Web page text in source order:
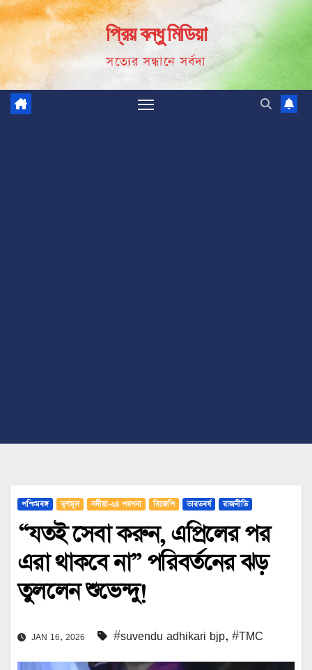
Skip
to
content
প্রিয় বন্ধু মিডিয়া
সত্যের সন্ধানে সর্বদা
পশ্চিমবঙ্গ তৃণমূল নদীয়া-২৪ পরগনা বিজেপি ভারতবর্ষ রাজনীতি
“যতই সেবা করুন, এপ্রিলের পর
এরা থাকবে না” পরিবর্তনের ঝড়
তুললেন শুভেন্দু!
JAN 16, 2026 #suvendu adhikari bjp, #TMC